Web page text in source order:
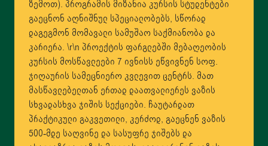
ზემოთ). პროგრამის მიზანია კურსის სტუდენტები
გაეცნონ აღნიშნულ სპეციალობებს, სწორად
დაგეგმონ მომავალი სამუშაო საქმიანობა და
კარიერა. \r\n პროექტის ფარგლებში მებაღეობის
კურსის მოსწავლეები 7 ივნისს ეწვივნენ სოფ.
ჯიღაურის სამეცნიერო კვლევით ცენტრს. მათ
მასწავლებელთან ერთად დაათვალიერეს ვაზის
სხვადასხვა ჯიშის სექციები. ჩაუტარდათ
პრაქტიკული გაკვეთილი, კერძოდ, გაეცნენ ვაზის
500-მდე საღვინე და სასუფრე ჯიშებს და